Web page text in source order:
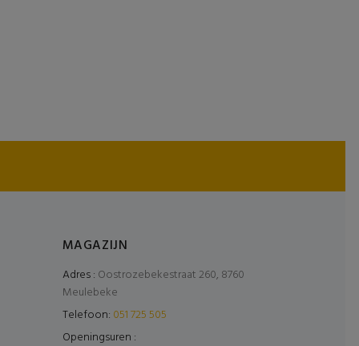
MAGAZIJN
Adres : Oostrozebekestraat 260, 8760
Meulebeke
Telefoon: 051 725 505
Openingsuren :